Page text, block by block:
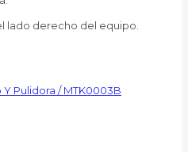
lado derecho del equipo.